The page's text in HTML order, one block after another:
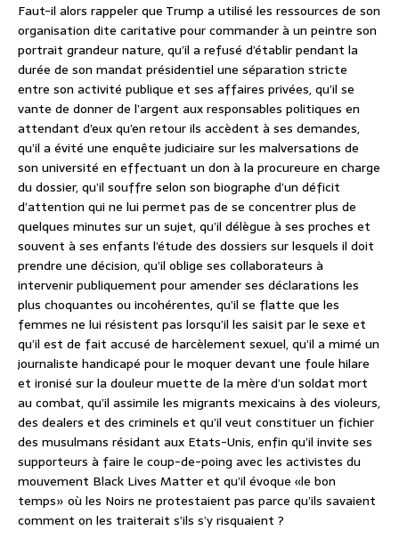
Faut-il alors rappeler que Trump a utilisé les ressources de son
organisation dite caritative pour commander à un peintre son
portrait grandeur nature, qu’il a refusé d’établir pendant la
durée de son mandat présidentiel une séparation stricte
entre son activité publique et ses affaires privées, qu’il se
vante de donner de l’argent aux responsables politiques en
attendant d’eux qu’en retour ils accèdent à ses demandes,
qu’il a évité une enquête judiciaire sur les malversations de
son université en effectuant un don à la procureure en charge
du dossier, qu’il souffre selon son biographe d’un déficit
d’attention qui ne lui permet pas de se concentrer plus de
quelques minutes sur un sujet, qu’il délègue à ses proches et
souvent à ses enfants l’étude des dossiers sur lesquels il doit
prendre une décision, qu’il oblige ses collaborateurs à
intervenir publiquement pour amender ses déclarations les
plus choquantes ou incohérentes, qu’il se flatte que les
femmes ne lui résistent pas lorsqu’il les saisit par le sexe et
qu’il est de fait accusé de harcèlement sexuel, qu’il a mimé un
journaliste handicapé pour le moquer devant une foule hilare
et ironisé sur la douleur muette de la mère d’un soldat mort
au combat, qu’il assimile les migrants mexicains à des violeurs,
des dealers et des criminels et qu’il veut constituer un fichier
des musulmans résidant aux Etats-Unis, enfin qu’il invite ses
supporteurs à faire le coup-de-poing avec les activistes du
mouvement Black Lives Matter et qu’il évoque «le bon
temps» où les Noirs ne protestaient pas parce qu’ils savaient
comment on les traiterait s’ils s’y risquaient ?